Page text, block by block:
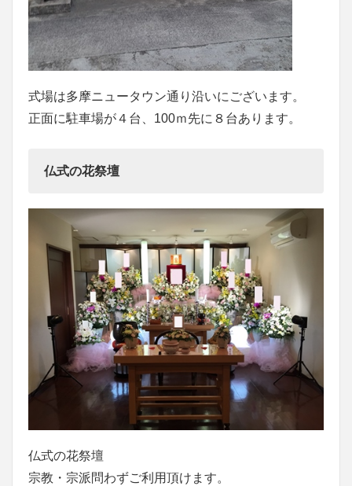
式場は多摩ニュータウン通り沿いにございます。
正面に駐車場が４台、100ｍ先に８台あります。
仏式の花祭壇
仏式の花祭壇
宗教・宗派問わずご利用頂けます。